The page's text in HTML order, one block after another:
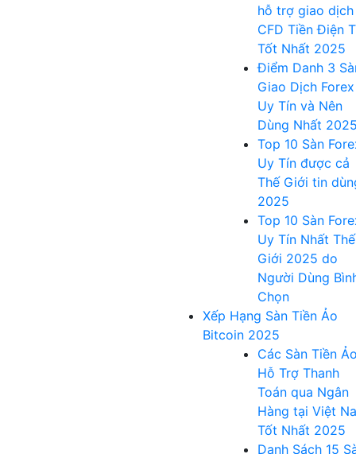
hỗ trợ giao dịch
CFD Tiền Điện
Tốt Nhất 2025
Điểm Danh 3
Giao Dịch Forex
Uy Tín và Nên
Dùng Nhất 2025
Top 10 Sàn
Uy Tín được cả
Thế Giới tin
2025
Top 10 Sàn
Uy Tín Nhất Thế
Giới 2025 do
Người Dùng
Chọn
Xếp Hạng Sàn Tiền Ảo
Bitcoin 2025
Các Sàn Tiền Ảo
Hỗ Trợ Thanh
Toán qua Ngân
Hàng tại Việt
Tốt Nhất 2025
Danh Sách 15